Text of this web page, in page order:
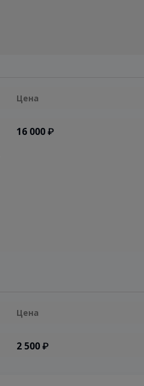
Цена
16 000 ₽
Цена
2 500 ₽